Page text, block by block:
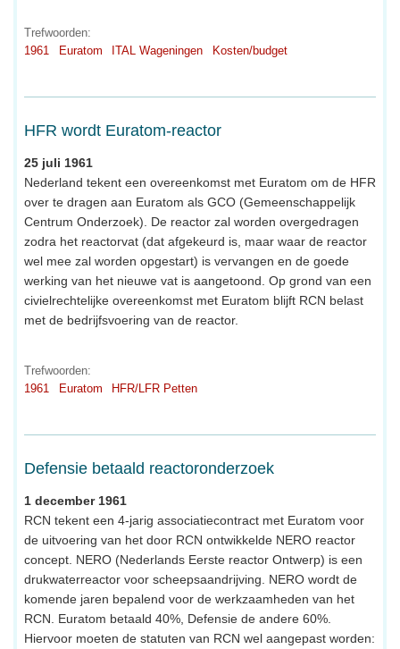
Trefwoorden:
1961
Euratom ITAL Wageningen Kosten/budget
HFR wordt Euratom-reactor
25 juli 1961
Nederland tekent een overeenkomst met Euratom om de HFR
over te dragen aan Euratom als GCO (Gemeenschappelijk
Centrum Onderzoek). De reactor zal worden overgedragen
zodra het reactorvat (dat afgekeurd is, maar waar de reactor
wel mee zal worden opgestart) is vervangen en de goede
werking van het nieuwe vat is aangetoond. Op grond van een
civielrechtelijke overeenkomst met Euratom blijft RCN belast
met de bedrijfsvoering van de reactor.
Trefwoorden:
1961
Euratom HFR/LFR Petten
Defensie betaald reactoronderzoek
1 december 1961
RCN tekent een 4-jarig associatiecontract met Euratom voor
de uitvoering van het door RCN ontwikkelde NERO reactor
concept. NERO (Nederlands Eerste reactor Ontwerp) is een
drukwaterreactor voor scheepsaandrijving. NERO wordt de
komende jaren bepalend voor de werkzaamheden van het
RCN. Euratom betaald 40%, Defensie de andere 60%.
Hiervoor moeten de statuten van RCN wel aangepast worden: